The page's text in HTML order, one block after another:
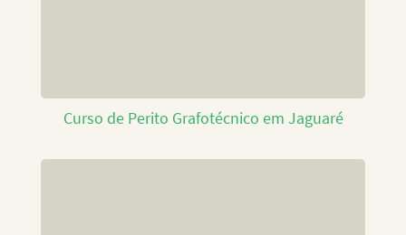
Curso de Perito Grafotécnico em Jaguaré